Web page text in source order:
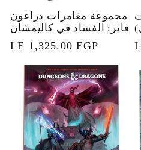
مجموعة مغامرات دراغون
فاير: الفساد في كاليمشان
السعر
LE 1,325.00 EGP